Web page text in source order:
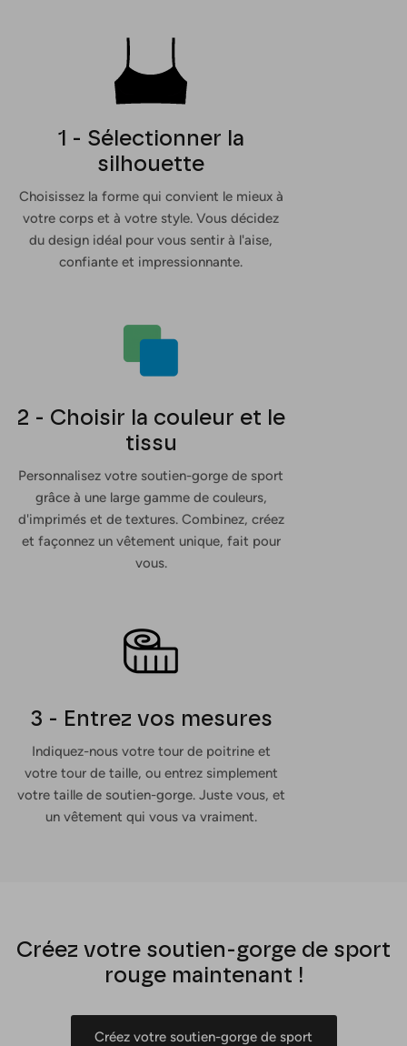
1 - Sélectionner la
silhouette
Choisissez la forme qui convient le mieux à
votre corps et à votre style. Vous décidez
du design idéal pour vous sentir à l'aise,
confiante et impressionnante.
2 - Choisir la couleur et le
tissu
Personnalisez votre soutien-gorge de sport
grâce à une large gamme de couleurs,
d'imprimés et de textures. Combinez, créez
et façonnez un vêtement unique, fait pour
vous.
3 - Entrez vos mesures
Indiquez-nous votre tour de poitrine et
votre tour de taille, ou entrez simplement
votre taille de soutien-gorge. Juste vous, et
un vêtement qui vous va vraiment.
Créez votre soutien-gorge de sport
rouge maintenant !
Créez votre soutien-gorge de sport